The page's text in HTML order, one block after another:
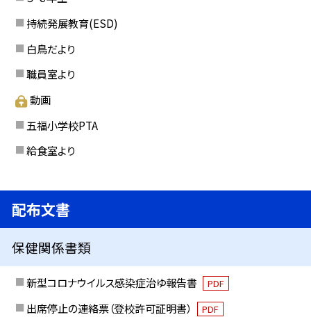
持続発展教育(ESD)
白鳥だより
職員室より
動画
五福小学校PTA
給食室より
配布文書
保健関係書類
新型コロナウイルス感染症治ゆ報告書 PDF
出席停止の連絡票（登校許可証明書） PDF